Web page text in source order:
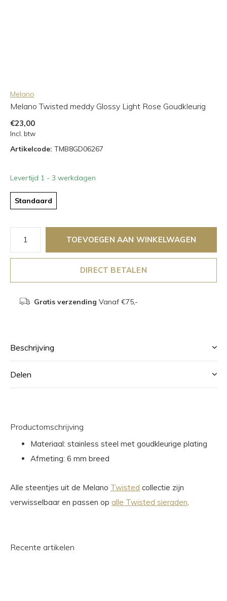
Melano
Melano Twisted meddy Glossy Light Rose Goudkleurig
€23,00
Incl. btw
Artikelcode: TMB8GD06267
Levertijd 1 - 3 werkdagen
Standaard
TOEVOEGEN AAN WINKELWAGEN
DIRECT BETALEN
Gratis verzending Vanaf €75,-
Beschrijving
Delen
Productomschrijving
Materiaal: stainless steel met goudkleurige plating
Afmeting: 6 mm breed
Alle steentjes uit de Melano Twisted collectie zijn
verwisselbaar en passen op alle Twisted sieraden
Recente artikelen